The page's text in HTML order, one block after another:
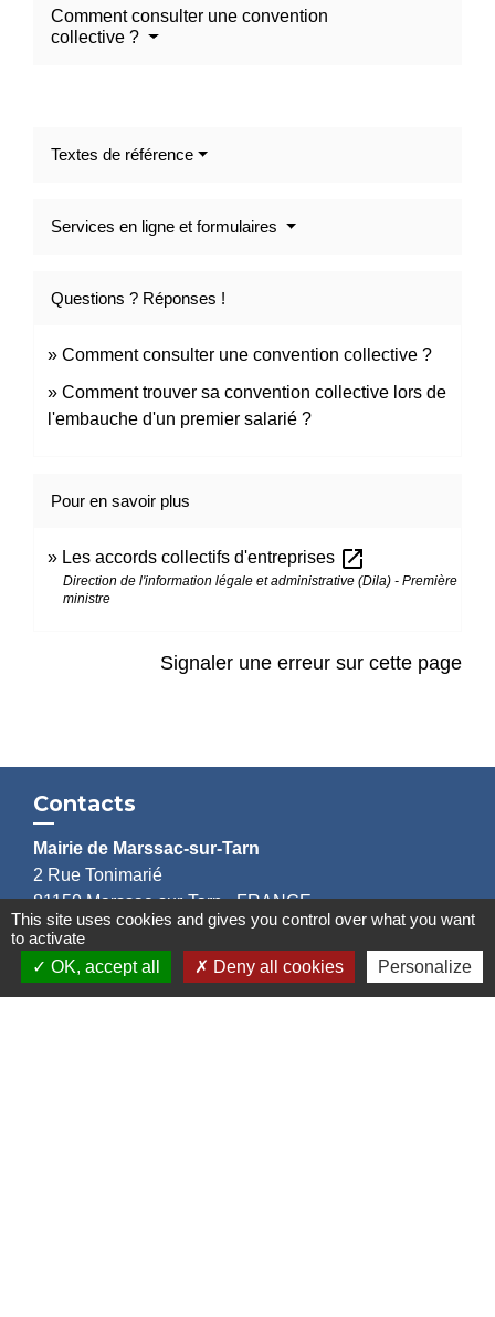
Comment consulter une convention
collective ?
Textes de référence
Services en ligne et formulaires
Questions ? Réponses !
Comment consulter une convention collective ?
Comment trouver sa convention collective lors de
l'embauche d'un premier salarié ?
Pour en savoir plus
Les accords collectifs d'entreprises open_in_new
Direction de l'information légale et administrative (Dila) - Première
ministre
Signaler une erreur sur cette page
Contacts
Mairie de Marssac-sur-Tarn
2 Rue Tonimarié
81150 Marssac-sur-Tarn - FRANCE
+33 5 63 55 40 47
accueil@marssac-sur-tarn.fr
This site uses cookies and gives you control over what you want
to activate
OK, accept all
Deny all cookies Personalize